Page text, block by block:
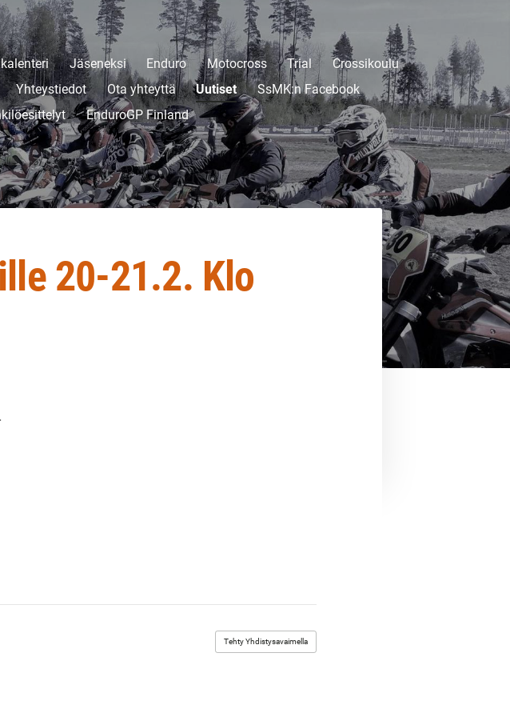
Jäseneksi Enduro Motocross Trial
Crossikoulu
Yhteystiedot Ota yhteyttä Uutiset
SsMK:n Facebook
EnduroGP Finland
20-21.2. Klo
Tehty Yhdistysavaimella